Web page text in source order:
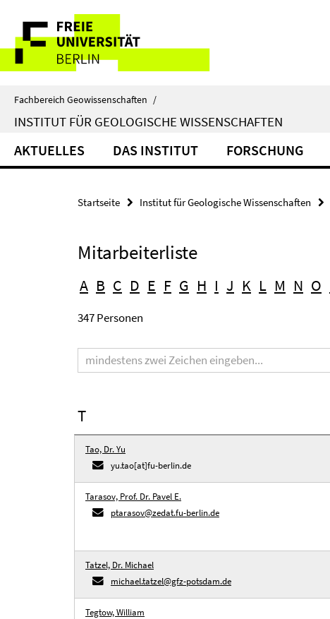
direkt
Inhalt
Service-
Navigation
Fachbereich Geowissenschaften /
INSTITUT FÜR GEOLOGISCHE WISSENSCHAFTEN
AKTUELLES DAS INSTITUT FORSCHUNG
Startseite Institut für Geologische Wissenschaften
Mitarbeiterliste
A B C D E F G H I J K L M N O
347 Personen
T
Tao, Dr. Yu
yu.tao[at]fu-berlin.de
Tarasov, Prof. Dr. Pavel E.
ptarasov@zedat.fu-berlin.de
Tatzel, Dr. Michael
michael.tatzel@gfz-potsdam.de
Tegtow, William